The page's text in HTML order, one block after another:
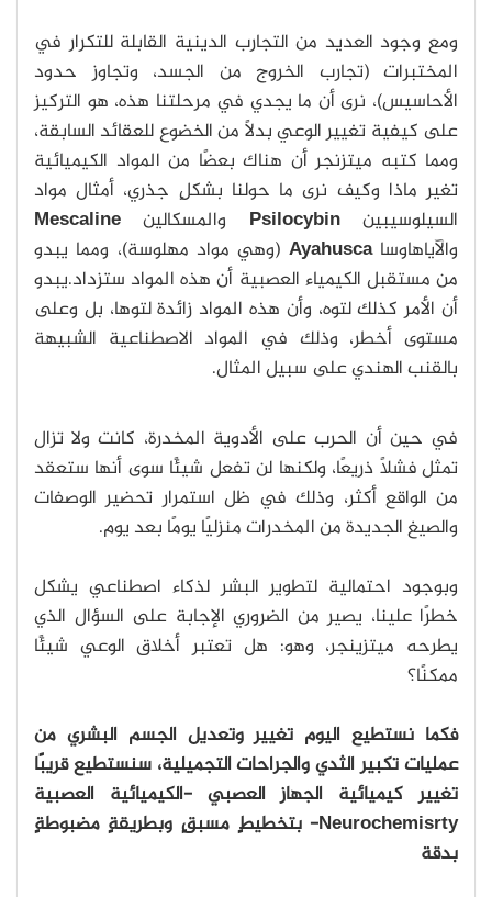
ومع وجود العديد من التجارب الدينية القابلة للتكرار في
المختبرات (تجارب الخروج من الجسد، وتجاوز حدود
الأحاسيس)، نرى أن ما يجدي في مرحلتنا هذه، هو التركيز
على كيفية تغيير الوعي بدلًا من الخضوع للعقائد السابقة،
ومما كتبه ميتزنجر أن هناك بعضًا من المواد الكيميائية
تغير ماذا وكيف نرى ما حولنا بشكلٍ جذري، أمثال مواد
السيلوسيبينPsilocybin والمسكالينMescaline
والآياهاوساAyahusca (وهي مواد مهلوسة)، ومما يبدو
من مستقبل الكيمياء العصبية أن هذه المواد ستزداد.يبدو
أن الأمر كذلك لتوه، وأن هذه المواد زائدة لتوها، بل وعلى
مستوى أخطر، وذلك في المواد الاصطناعية الشبيهة
بالقنب الهندي على سبيل المثال.
في حين أن الحرب على الأدوية المخدرة، كانت ولا تزال
تمثل فشلًا ذريعًا، ولكنها لن تفعل شيئًا سوى أنها ستعقد
من الواقع أكثر، وذلك في ظل استمرار تحضير الوصفات
والصيغ الجديدة من المخدرات منزليًا يومًا بعد يوم.
وبوجود احتمالية لتطوير البشر لذكاء اصطناعي يشكل
خطرًا علينا، يصير من الضروري الإجابة على السؤال الذي
يطرحه ميتزينجر، وهو: هل تعتبر أخلاق الوعي شيئًا
ممكنًا؟
فكما نستطيع اليوم تغيير وتعديل الجسم البشري من
عمليات تكبير الثدي والجراحات التجميلية، سنستطيع قريبًا
تغيير كيميائية الجهاز العصبي -الكيميائية العصبية
Neurochemisrty- بتخطيطٍ مسبقٍ وبطريقةٍ مضبوطةٍ
بدقة